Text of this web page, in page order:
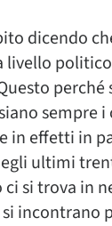
dicendo
sempre i
in effetti in
ultimi
ci si trova in
incontrano